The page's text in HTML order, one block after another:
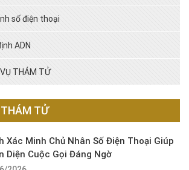
số điện thoại
ADN
VỤ THÁM TỬ
THÁM TỬ
Xác Minh Chủ Nhân Số Điện Thoại Giúp
Diện Cuộc Gọi Đáng Ngờ